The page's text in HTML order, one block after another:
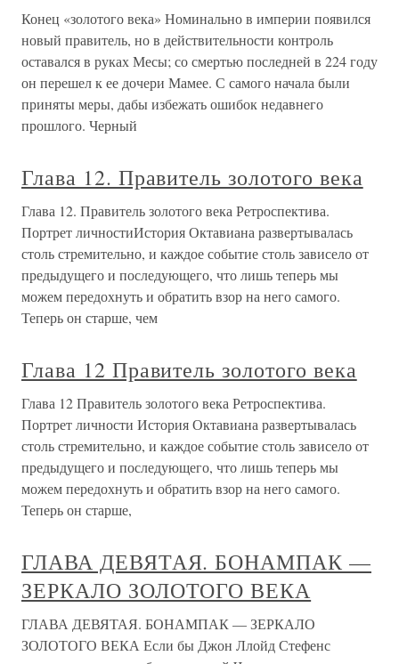
Конец «золотого века» Номинально в империи появился
новый правитель, но в действительности контроль
оставался в руках Месы; со смертью последней в 224 году
он перешел к ее дочери Мамее. С самого начала были
приняты меры, дабы избежать ошибок недавнего
прошлого. Черный
Глава 12. Правитель золотого века
Глава 12. Правитель золотого века Ретроспектива.
Портрет личностиИстория Октавиана развертывалась
столь стремительно, и каждое событие столь зависело от
предыдущего и последующего, что лишь теперь мы
можем передохнуть и обратить взор на него самого.
Теперь он старше, чем
Глава 12 Правитель золотого века
Глава 12 Правитель золотого века Ретроспектива.
Портрет личности История Октавиана развертывалась
столь стремительно, и каждое событие столь зависело от
предыдущего и последующего, что лишь теперь мы
можем передохнуть и обратить взор на него самого.
Теперь он старше,
ГЛАВА ДЕВЯТАЯ. БОНАМПАК —
ЗЕРКАЛО ЗОЛОТОГО ВЕКА
ГЛАВА ДЕВЯТАЯ. БОНАМПАК — ЗЕРКАЛО
ЗОЛОТОГО ВЕКА Если бы Джон Ллойд Стефенс